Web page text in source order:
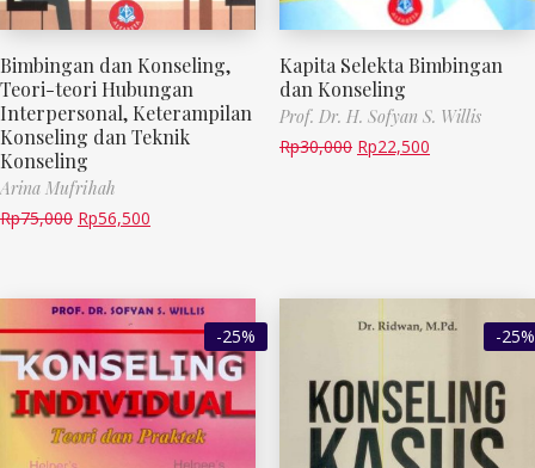
Bimbingan dan Konseling,
Teori-teori Hubungan
Interpersonal, Keterampilan
Konseling dan Teknik
Konseling
Arina Mufrihah
Rp75,000 Rp56,500
Kapita Selekta Bimbingan
dan Konseling
Prof. Dr. H. Sofyan S. Willis
Rp30,000 Rp22,500
-25% -25%